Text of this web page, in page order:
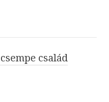
csempe család